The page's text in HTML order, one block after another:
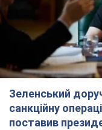
аварійні
6 серпня
Росіяни вдарили по
3 часа назад
Податкова
чоловіків 18-60